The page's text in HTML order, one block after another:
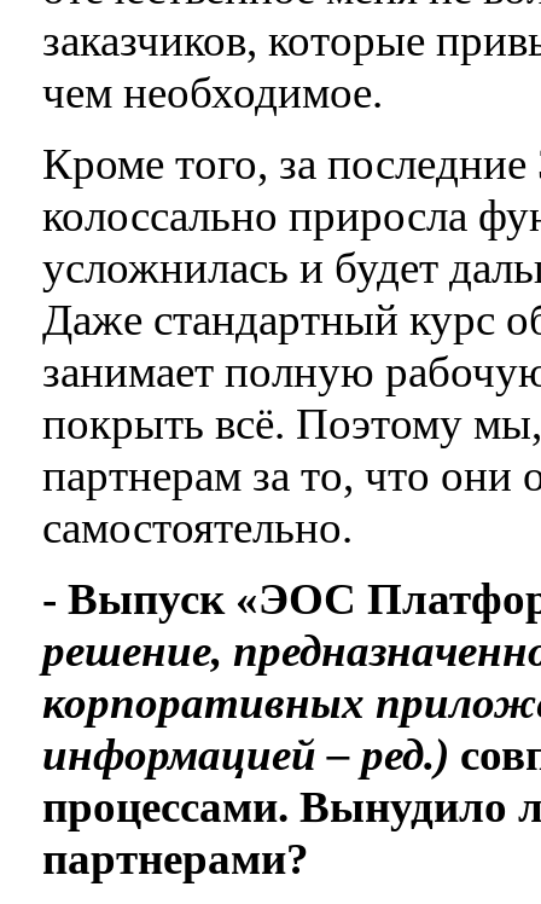
заказчиков, которые
чем необходимое.
Кроме того, за
колоссально приросла
усложнилась и будет
Даже стандартный курс
занимает полную
покрыть всё. Поэтому
партнерам за то, что они
самостоятельно.
- Выпуск «ЭОС
решение,
корпоративных
информацией – ред.)
процессами. Вынудило
партнерами?